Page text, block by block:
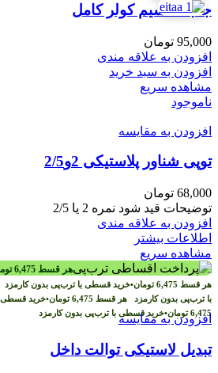
جعبه تقسیم کولر کامل
95,000 تومان
افزودن به علاقه مندی
افزودن به سبد خرید
مشاهده سریع
ناموجود
افزودن به مقایسه
توپی شناور پلاستیکی 2و2/5
68,000 تومان
توضیحات قید شود نمره 2 یا 2/5
افزودن به علاقه مندی
اطلاعات بیشتر
مشاهده سریع
هر قسط 6,475
هر قسط 6,475 تومان•خرید قسطی با ترب‌پی بدون کارمزد
با ترب‌پی بدون کارمزد هر قسط 6,475 تومان•خرید قسطی
6,475 تومان•خرید قسطی با ترب‌پی بدون کارمزدافزودن به مقایسه
تبدیل لاستیکی توالت داخل